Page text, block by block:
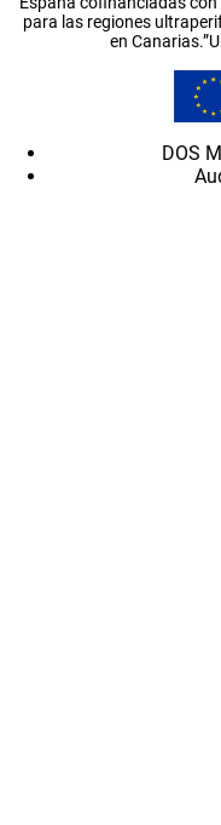
para las regiones
en
DOS